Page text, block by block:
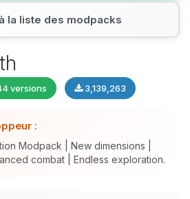
la liste des modpacks
versions 3,139,263
:
Modpack | New dimensions |
combat | Endless exploration.